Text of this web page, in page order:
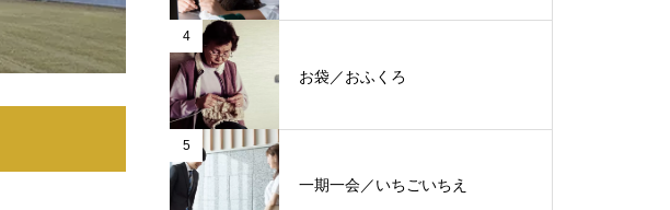
4
お袋／おふくろ
5
一期一会／いちごいちえ